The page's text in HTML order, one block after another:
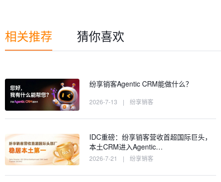
相关推荐 猜你喜欢
纷享销客Agentic CRM能做什么？
2026-7-13 | 纷享销客
IDC重磅：纷享销客营收首超国际巨头，
本土CRM进入Agentic…
2026-7-21 | 纷享销客